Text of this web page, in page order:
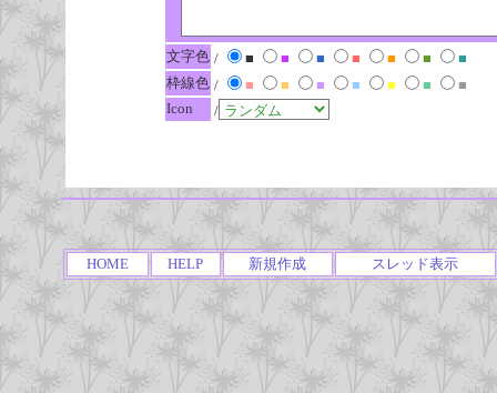
文字色 / ■ ■ ■ ■ ■ ■
■
枠線色 / ■ ■ ■ ■ ■ ■
■
Icon
/
HOME HELP 新規作成 スレッド表示